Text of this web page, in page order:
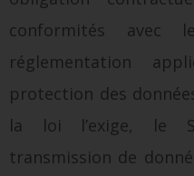
conformités avec
réglementation
protection des
la loi l’exige, le
transmission de